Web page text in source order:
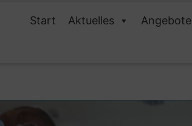
Start Aktuelles Angebote